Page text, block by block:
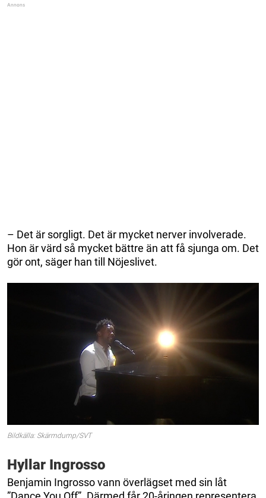
– Det är sorgligt. Det är mycket nerver involverade.
Hon är värd så mycket bättre än att få sjunga om. Det
gör ont, säger han till Nöjeslivet.
Bildkälla: Skärmdump/SVT
Hyllar Ingrosso
Benjamin Ingrosso vann överlägset med sin låt